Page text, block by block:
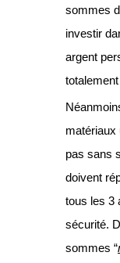
sommes
investir
argent
totalement
matériaux
pas sans
doivent
tous les 3
sécurité.
sommes “